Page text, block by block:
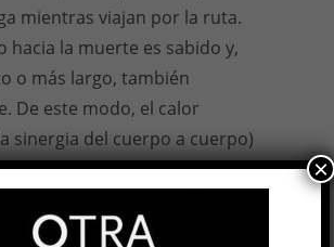
mientras viajan por la ruta.
hacia la muerte es sabido y,
o más largo, también
De este modo, el calor
sinergia del cuerpo a cuerpo)
a la vida su motivo, como una
esperanza: “¿Te apagás,
×